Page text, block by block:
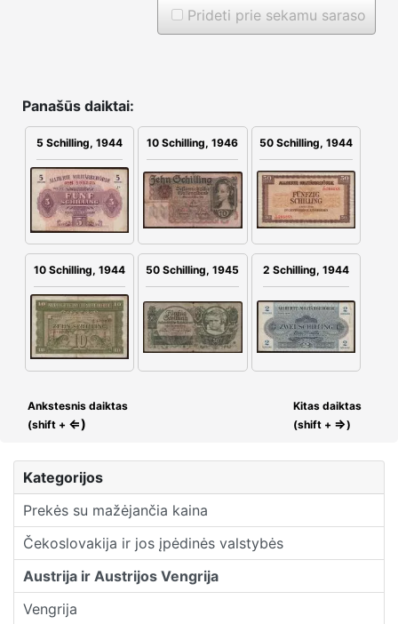
Kategorijos
Prekės su mažėjančia kaina
Čekoslovakija ir jos įpėdinės valstybės
Austrija ir Austrijos Vengrija
Vengrija
Prideti prie sekamu saraso
Panašūs daiktai:
5 Schilling, 1944 10 Schilling, 1946 50 Schilling, 1944
10 Schilling, 1944 50 Schilling, 1945 2 Schilling, 1944
Ankstesnis daiktas
(shift + ⇐)
Kitas daiktas
(shift + ⇒)